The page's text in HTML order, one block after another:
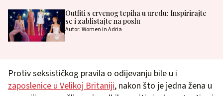
Outfiti s crvenog tepiha u uredu: Inspirirajte
se i zablistajte na poslu
Autor: Women in Adria
Protiv seksističkog pravila o odijevanju bile u i
zaposlenice u Velikoj Britaniji, nakon što je jedna žena u